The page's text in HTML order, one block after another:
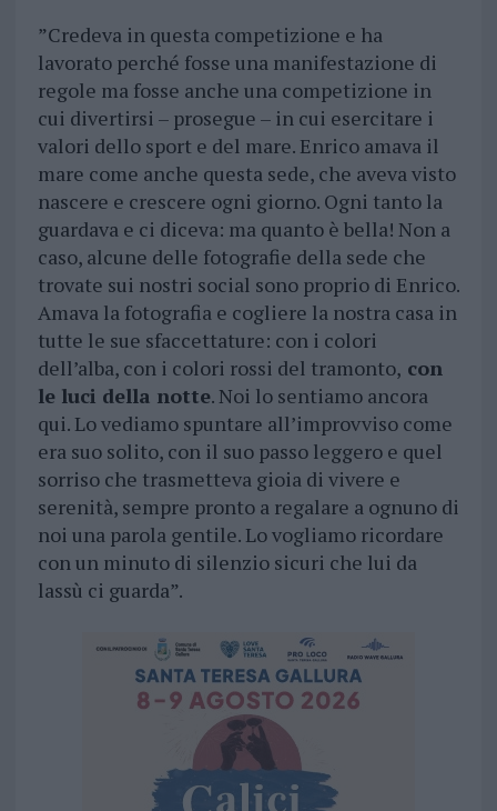
”Credeva in questa competizione e ha
lavorato perché fosse una manifestazione di
regole ma fosse anche una competizione in
cui divertirsi – prosegue – in cui esercitare i
valori dello sport e del mare. Enrico amava il
mare come anche questa sede, che aveva visto
nascere e crescere ogni giorno. Ogni tanto la
guardava e ci diceva: ma quanto è bella! Non a
caso, alcune delle fotografie della sede che
trovate sui nostri social sono proprio di Enrico.
Amava la fotografia e cogliere la nostra casa in
tutte le sue sfaccettature: con i colori
dell’alba, con i colori rossi del tramonto, con
le luci della notte. Noi lo sentiamo ancora
qui. Lo vediamo spuntare all’improvviso come
era suo solito, con il suo passo leggero e quel
sorriso che trasmetteva gioia di vivere e
serenità, sempre pronto a regalare a ognuno di
noi una parola gentile. Lo vogliamo ricordare
con un minuto di silenzio sicuri che lui da
lassù ci guarda”.